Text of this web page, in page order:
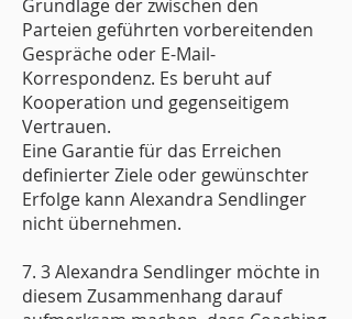
Grundlage der zwischen den
Parteien geführten vorbereitenden
Gespräche oder E-Mail-
Korrespondenz. Es beruht auf
Kooperation und gegenseitigem
Vertrauen.
Eine Garantie für das Erreichen
definierter Ziele oder gewünschter
Erfolge kann Alexandra Sendlinger
nicht übernehmen.
7. 3 Alexandra Sendlinger möchte in
diesem Zusammenhang darauf